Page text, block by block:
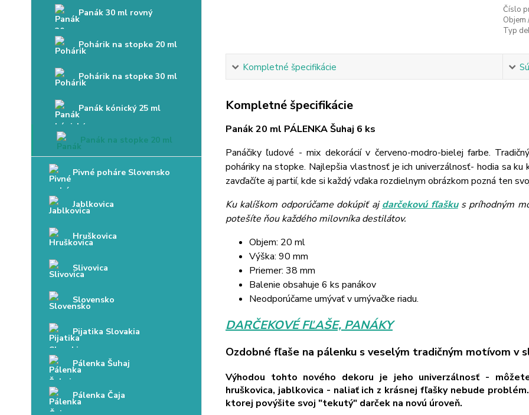
Panák 30 ml rovný
Pohárik na stopke 20 ml
Pohárik na stopke 30 ml
Panák kónický 25 ml
Panák na stopke 20 ml
Pivné poháre Slovensko
Jablkovica
Hruškovica
Slivovica
Slovensko
Pijatika Slovakia
Pálenka Šuhaj
Pálenka Čaja
Číslo
Objem
Typ
Kompletné špecifikácie
Kompletné špecifikácie
Panák 20 ml PÁLENKA Šuhaj 6 ks
Panáčiky ľudové - mix dekorácií v červeno-modro-bielej farbe.
poháriky na stopke. Najlepšia vlastnosť je ich univerzálnosť- hodia sa
zavďačíte aj partií, kde si každý vďaka rozdielnym obrázkom pozná ten
Ku kalíškom odporúčame dokúpiť ajdarčekovú fľaškus príhodným
potešíte ňou každého milovníka destilátov.
Objem: 20 ml
Výška: 90 mm
Priemer: 38 mm
Balenie obsahuje 6 ks panákov
Neodporúčame umývať v umývačke riadu.
DARČEKOVÉ FĽAŠE, PANÁKY
Ozdobné fľaše na pálenku s veselým tradičným motívom v
Výhodou tohto nového dekoru je jeho univerzálnosť -
hruškovica, jablkovica - naliať ich z krásnej fľašky nebude
ktorej povýšite svoj "tekutý" darček na novú úroveň.